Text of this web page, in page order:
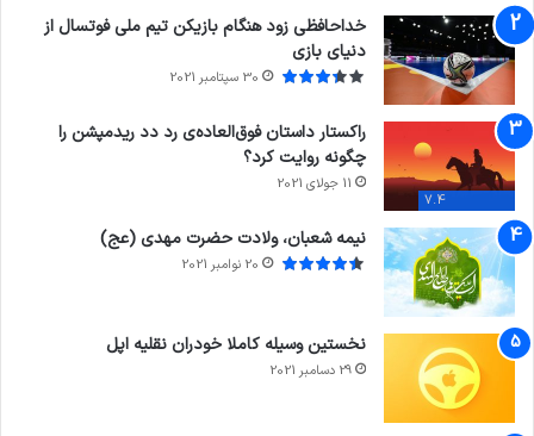
خداحافظی زود هنگام بازیکن تیم ملی فوتسال از
دنیای بازی
30 سپتامبر 2021
7.4
راکستار داستان فوق‌العاده‌ی رد دد ریدمپشن را
چگونه روایت کرد؟
11 جولای 2021
نیمه شعبان، ولادت حضرت مهدی (عج)
20 نوامبر 2021
نخستین وسیله کاملا خودران نقلیه اپل
29 دسامبر 2021